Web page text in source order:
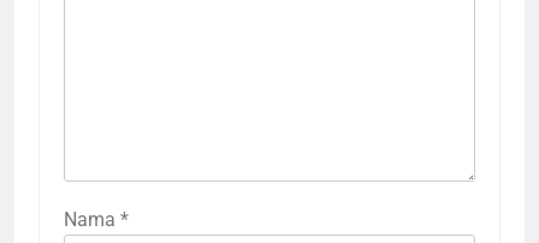
Nama *